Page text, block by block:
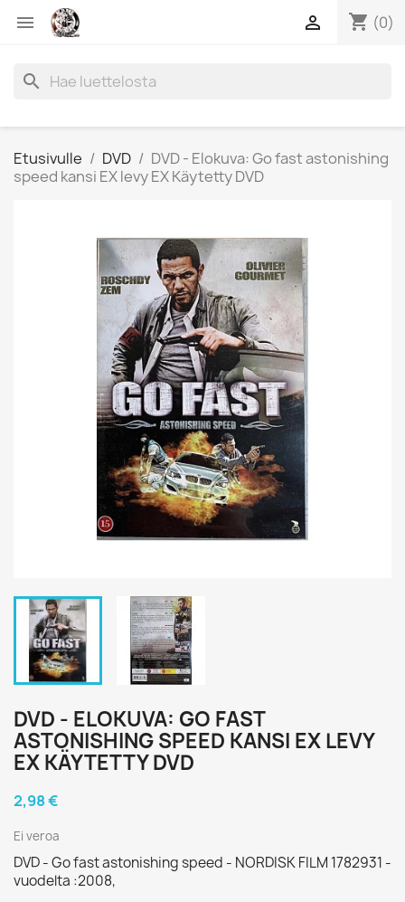
 shopping_cart (0)

search
Etusivulle DVD
DVD - Elokuva: Go fast astonishing
speed kansi EX levy EX Käytetty DVD
DVD - ELOKUVA: GO FAST
ASTONISHING SPEED KANSI EX LEVY
EX KÄYTETTY DVD
2,98 €
Ei veroa
DVD - Go fast astonishing speed - NORDISK FILM 1782931 -
vuodelta :2008,